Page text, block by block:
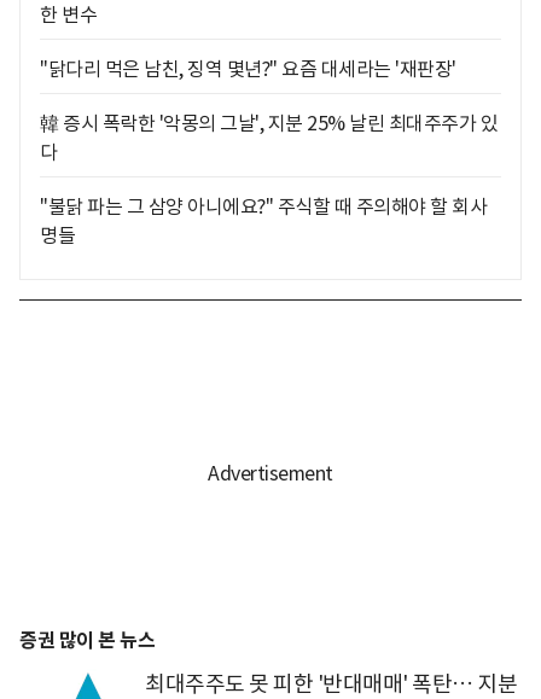
한 변수
"닭다리 먹은 남친, 징역 몇년?" 요즘 대세라는 '재판장'
韓 증시 폭락한 '악몽의 그날', 지분 25% 날린 최대주주가 있
다
"불닭 파는 그 삼양 아니에요?" 주식할 때 주의해야 할 회사
명들
증권 많이 본 뉴스
최대주주도 못 피한 '반대매매' 폭탄… 지분